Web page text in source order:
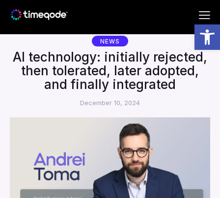
Open toolbar
NEWS
AI technology: initially rejected,
then tolerated, later adopted,
and finally integrated
December 10, 2024
Subscribe to our newsletter!